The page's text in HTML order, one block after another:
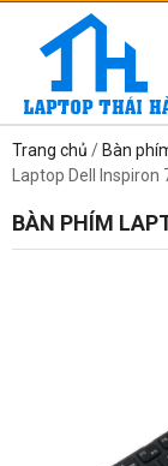
Trang chủ / Bàn
Laptop Dell Inspiron
BÀN PHÍM